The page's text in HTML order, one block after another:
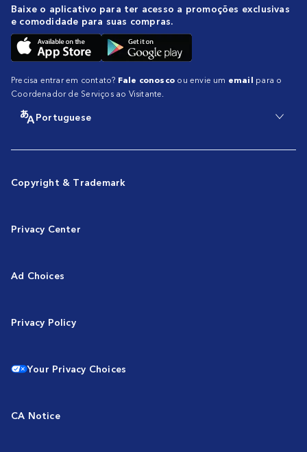
Baixe o aplicativo para ter acesso a promoções exclusivas
e comodidade para suas compras.
Precisa entrar em contato? Fale conosco ou envie um email para o
Coordenador de Serviços ao Visitante.
Portuguese
Copyright & Trademark
Privacy Center
Ad Choices
Privacy Policy
Your Privacy Choices
CA Notice